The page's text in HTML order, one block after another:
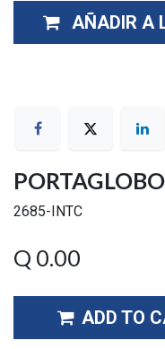
AÑADIR A
2685-INTC
Q 0.00
ADD TO